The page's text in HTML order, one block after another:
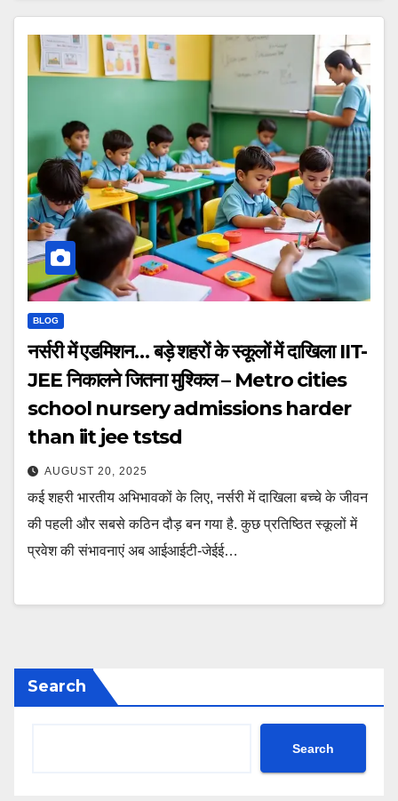
BLOG
नर्सरी में एडमिशन… बड़े शहरों के स्कूलों में दाखिला IIT-
JEE निकालने जितना मुश्किल – Metro cities
school nursery admissions harder
than iit jee tstsd
AUGUST 20, 2025
कई शहरी भारतीय अभिभावकों के लिए, नर्सरी में दाखिला बच्चे के जीवन
की पहली और सबसे कठिन दौड़ बन गया है. कुछ प्रतिष्ठित स्कूलों में
प्रवेश की संभावनाएं अब आईआईटी-जेईई…
Search
Search